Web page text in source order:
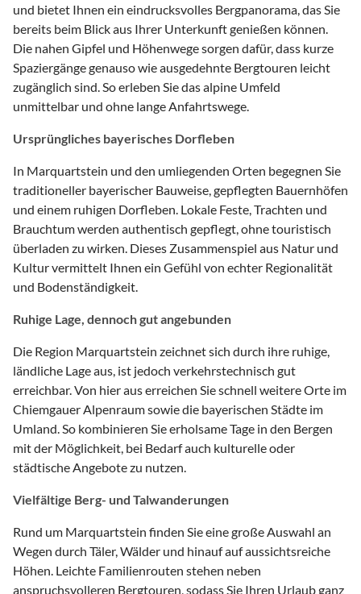
und bietet Ihnen ein eindrucksvolles Bergpanorama, das Sie
bereits beim Blick aus Ihrer Unterkunft genießen können.
Die nahen Gipfel und Höhenwege sorgen dafür, dass kurze
Spaziergänge genauso wie ausgedehnte Bergtouren leicht
zugänglich sind. So erleben Sie das alpine Umfeld
unmittelbar und ohne lange Anfahrtswege.
Ursprüngliches bayerisches Dorfleben
In Marquartstein und den umliegenden Orten begegnen Sie
traditioneller bayerischer Bauweise, gepflegten Bauernhöfen
und einem ruhigen Dorfleben. Lokale Feste, Trachten und
Brauchtum werden authentisch gepflegt, ohne touristisch
überladen zu wirken. Dieses Zusammenspiel aus Natur und
Kultur vermittelt Ihnen ein Gefühl von echter Regionalität
und Bodenständigkeit.
Ruhige Lage, dennoch gut angebunden
Die Region Marquartstein zeichnet sich durch ihre ruhige,
ländliche Lage aus, ist jedoch verkehrstechnisch gut
erreichbar. Von hier aus erreichen Sie schnell weitere Orte im
Chiemgauer Alpenraum sowie die bayerischen Städte im
Umland. So kombinieren Sie erholsame Tage in den Bergen
mit der Möglichkeit, bei Bedarf auch kulturelle oder
städtische Angebote zu nutzen.
Vielfältige Berg- und Talwanderungen
Rund um Marquartstein finden Sie eine große Auswahl an
Wegen durch Täler, Wälder und hinauf auf aussichtsreiche
Höhen. Leichte Familienrouten stehen neben
anspruchsvolleren Bergtouren, sodass Sie Ihren Urlaub ganz